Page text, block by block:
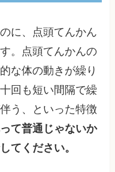
に、点頭てんかん
。点頭てんかんの
な体の動きが繰り
回も短い間隔で繰
う、といった特徴
て普通じゃないか
てください。